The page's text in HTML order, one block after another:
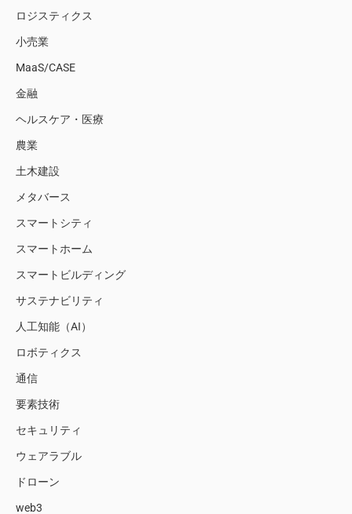
ロジスティクス
小売業
MaaS/CASE
金融
ヘルスケア・医療
農業
土木建設
メタバース
スマートシティ
スマートホーム
スマートビルディング
サステナビリティ
人工知能（AI）
ロボティクス
通信
要素技術
セキュリティ
ウェアラブル
ドローン
web3